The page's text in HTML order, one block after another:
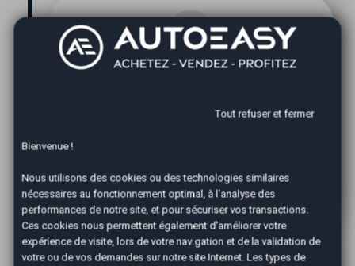
convenir d'un rendez-vous rapide afin
d'expertiser votre véhicule.
Tout refuser et fermer
Bienvenue !
Nous utilisons des cookies ou des technologies similaires
nécessaires au fonctionnement optimal, à l'analyse des
performances de notre site, et pour sécuriser vos transactions.
Ces cookies nous permettent également d'améliorer votre
expérience de visite, lors de votre navigation et de la validation de
votre ou de vos demandes sur notre site Internet. Les types de